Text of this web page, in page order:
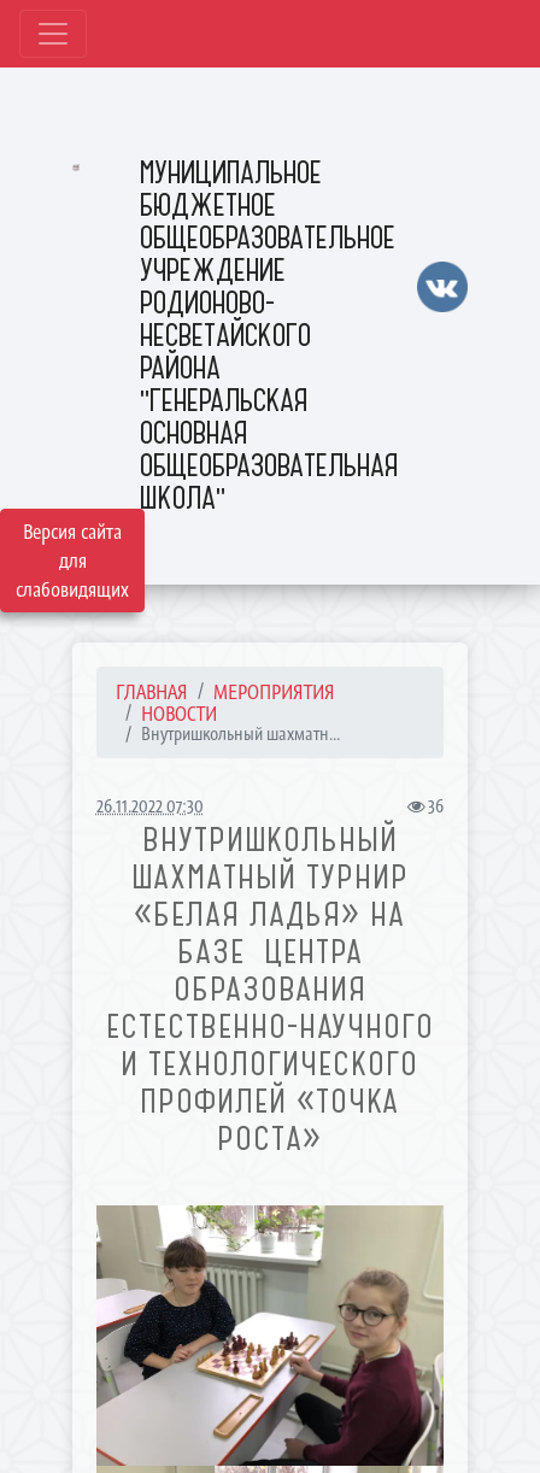
Версия сайта
для
слабовидящих
МУНИЦИПАЛЬНОЕ
БЮДЖЕТНОЕ
ОБЩЕОБРАЗОВАТЕЛЬНОЕ
УЧРЕЖДЕНИЕ
РОДИОНОВО-
НЕСВЕТАЙСКОГО
РАЙОНА
"ГЕНЕРАЛЬСКАЯ
ОСНОВНАЯ
ОБЩЕОБРАЗОВАТЕЛЬНАЯ
ШКОЛА"
ГЛАВНАЯ
МЕРОПРИЯТИЯ
НОВОСТИ
Внутришкольный шахматн...
26.11.2022 07:30 36
ВНУТРИШКОЛЬНЫЙ
ШАХМАТНЫЙ ТУРНИР
«БЕЛАЯ ЛАДЬЯ» НА
БАЗЕ ЦЕНТРА
ОБРАЗОВАНИЯ
ЕСТЕСТВЕННО-НАУЧНОГО
И ТЕХНОЛОГИЧЕСКОГО
ПРОФИЛЕЙ «ТОЧКА
РОСТА»